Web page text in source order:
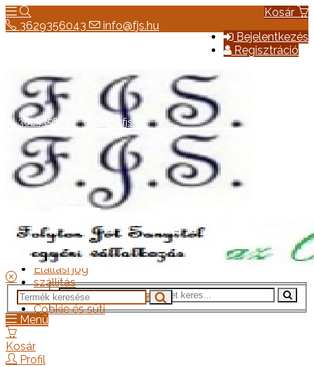
Kosár
Bejelentkezés
Regisztráció
3629356043 info@fjs.hu
Hírek
Elérhetőség
Általános szerződési feltételek
Elállási jog
szállítás
Adatkezelési tájékoztató
Cookie és süti
3629356043 info@fjs.hu
Menü
Kosár
Profil